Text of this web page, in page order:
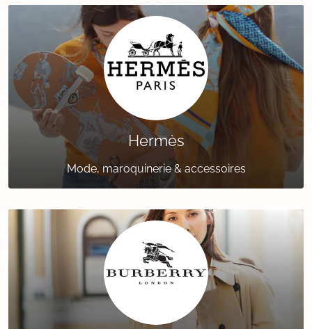
Hermès
Mode, maroquinerie & accessoires